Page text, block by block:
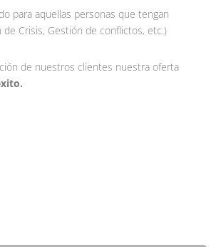
para aquellas personas que tengan
Crisis, Gestión de conflictos, etc.)
de nuestros clientes nuestra oferta